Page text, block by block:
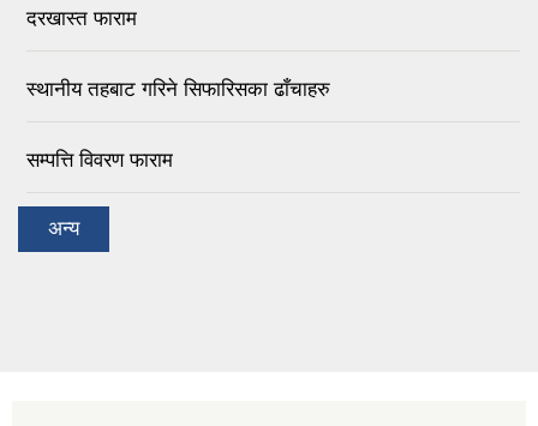
दरखास्त फाराम
स्थानीय तहबाट गरिने सिफारिसका ढाँचाहरु
सम्पत्ति विवरण फाराम
अन्य